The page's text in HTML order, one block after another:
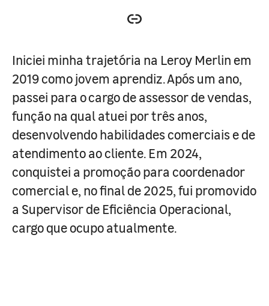
Iniciei minha trajetória na Leroy Merlin em
2019 como jovem aprendiz. Após um ano,
passei para o cargo de assessor de vendas,
função na qual atuei por três anos,
desenvolvendo habilidades comerciais e de
atendimento ao cliente. Em 2024,
conquistei a promoção para coordenador
comercial e, no final de 2025, fui promovido
a Supervisor de Eficiência Operacional,
cargo que ocupo atualmente.